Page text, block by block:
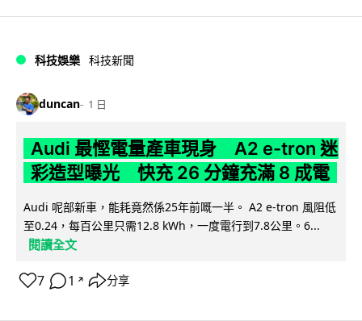
科技娛樂 科技新聞
duncan 1 日
Audi 最慳電量產車現身 A2 e-tron 迷
彩造型曝光 快充 26 分鐘充滿 8 成電
Audi 呢部新車，能耗竟然係25年前嘅一半。 A2 e-tron 風阻低
至0.24，每百公里只需12.8 kWh，一度電行到7.8公里。6...
閱讀全文
7 1 ↗ 分享